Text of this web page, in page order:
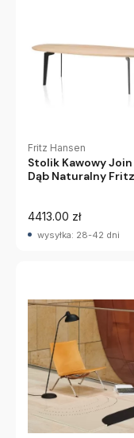
Fritz Hansen
Stolik Kawowy Join
Dąb Naturalny Fritz
4413.00 zł
wysyłka: 28-42 dni